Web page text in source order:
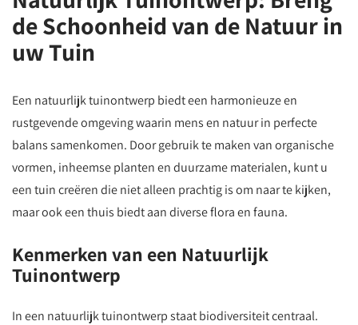
de Schoonheid van de Natuur in
uw Tuin
Een natuurlijk tuinontwerp biedt een harmonieuze en
rustgevende omgeving waarin mens en natuur in perfecte
balans samenkomen. Door gebruik te maken van organische
vormen, inheemse planten en duurzame materialen, kunt u
een tuin creëren die niet alleen prachtig is om naar te kijken,
maar ook een thuis biedt aan diverse flora en fauna.
Kenmerken van een Natuurlijk
Tuinontwerp
In een natuurlijk tuinontwerp staat biodiversiteit centraal.